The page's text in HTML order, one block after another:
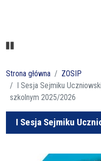
Strona główna
ZOSIP
I Sesja Sejmiku
szkolnym 2025/2026
I Sesja Sejmiku